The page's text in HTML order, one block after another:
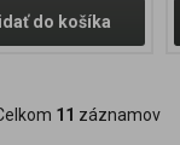
do košíka
11 záznamov